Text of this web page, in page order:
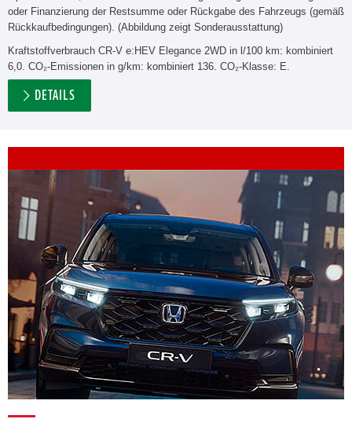
oder Finanzierung der Restsumme oder Rückgabe des Fahrzeugs (gemäß
Rückkaufbedingungen). (Abbildung zeigt Sonderausstattung)
Kraftstoffverbrauch CR-V e:HEV Elegance 2WD in l/100 km: kombiniert
6,0. CO₂-Emissionen in g/km: kombiniert 136. CO₂-Klasse: E.
DETAILS